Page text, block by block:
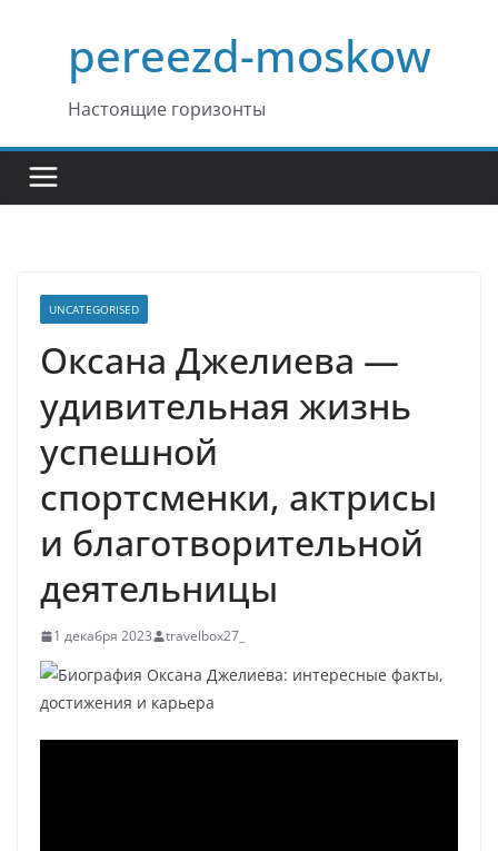
содержимомуpereezd-moskow
Настоящие горизонты
UNCATEGORISED
Оксана Джелиева —
удивительная жизнь
успешной
спортсменки, актрисы
и благотворительной
деятельницы
1 декабря 2023 travelbox27_